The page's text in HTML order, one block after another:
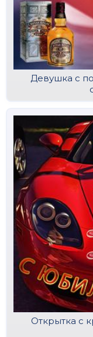
Девушка с
Открытка с